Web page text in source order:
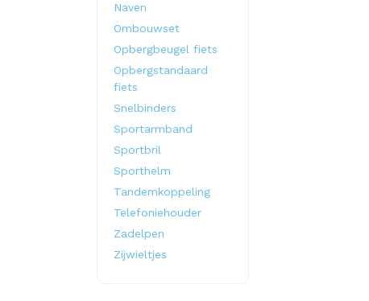
Naven
Ombouwset
Opbergbeugel fiets
Opbergstandaard
fiets
Snelbinders
Sportarmband
Sportbril
Sporthelm
Tandemkoppeling
Telefoniehouder
Zadelpen
Zijwieltjes